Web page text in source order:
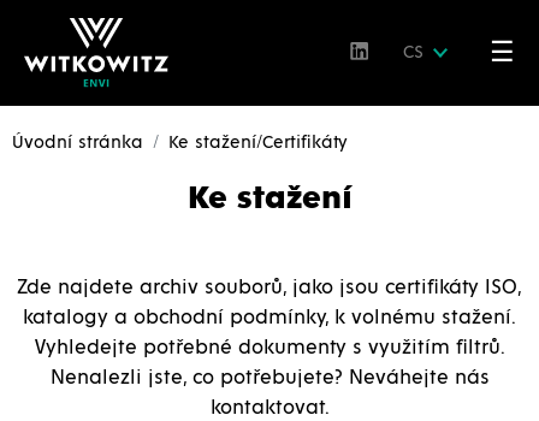
CS ☰
Úvodní stránka Ke stažení/Certifikáty
Ke stažení
Zde najdete archiv souborů, jako jsou certifikáty ISO,
katalogy a obchodní podmínky, k volnému stažení.
Vyhledejte potřebné dokumenty s využitím filtrů.
Nenalezli jste, co potřebujete? Neváhejte nás
kontaktovat.